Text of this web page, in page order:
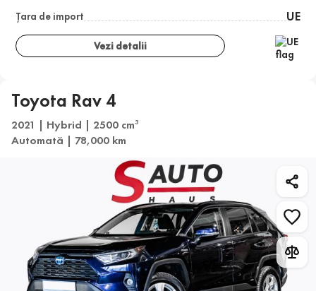
Țara de import UE
Vezi detalii
Toyota Rav 4
2021 | Hybrid | 2500 cm3
Automată | 78,000 km